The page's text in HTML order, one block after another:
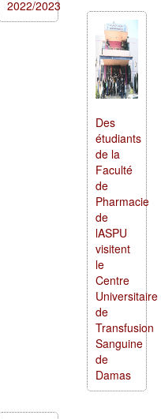
2022/2023
Des
étudiants
de la
Faculté
de
Pharmacie
de
lASPU
visitent
le
Centre
Universitaire
de
Transfusion
Sanguine
de
Damas